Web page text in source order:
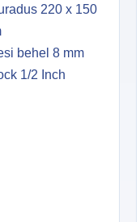
220 x 150
behel 8 mm
1/2 Inch